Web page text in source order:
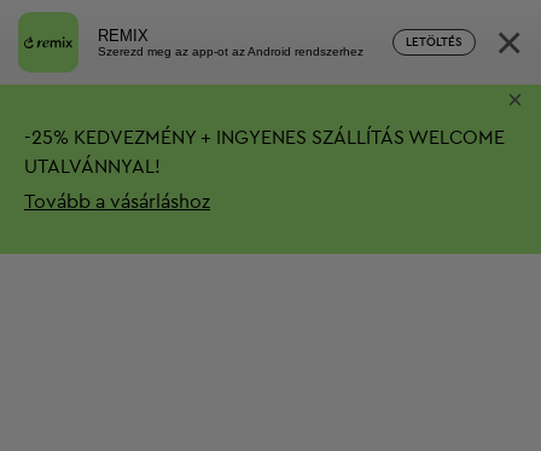
REMIX
Szerezd meg az app-ot az Android rendszerhez
LETÖLTÉS ×
-25% KEDVEZMÉNY + INGYENES SZÁLLÍTÁS WELCOME
UTALVÁNNYAL!
Tovább a vásárláshoz
×